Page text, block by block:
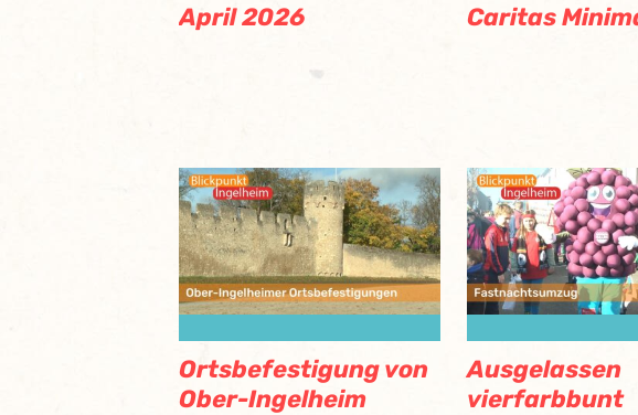
April 2026
Caritas
Ortsbefestigung von
Ober-Ingelheim
Ausgelassen
vierfarbbunt